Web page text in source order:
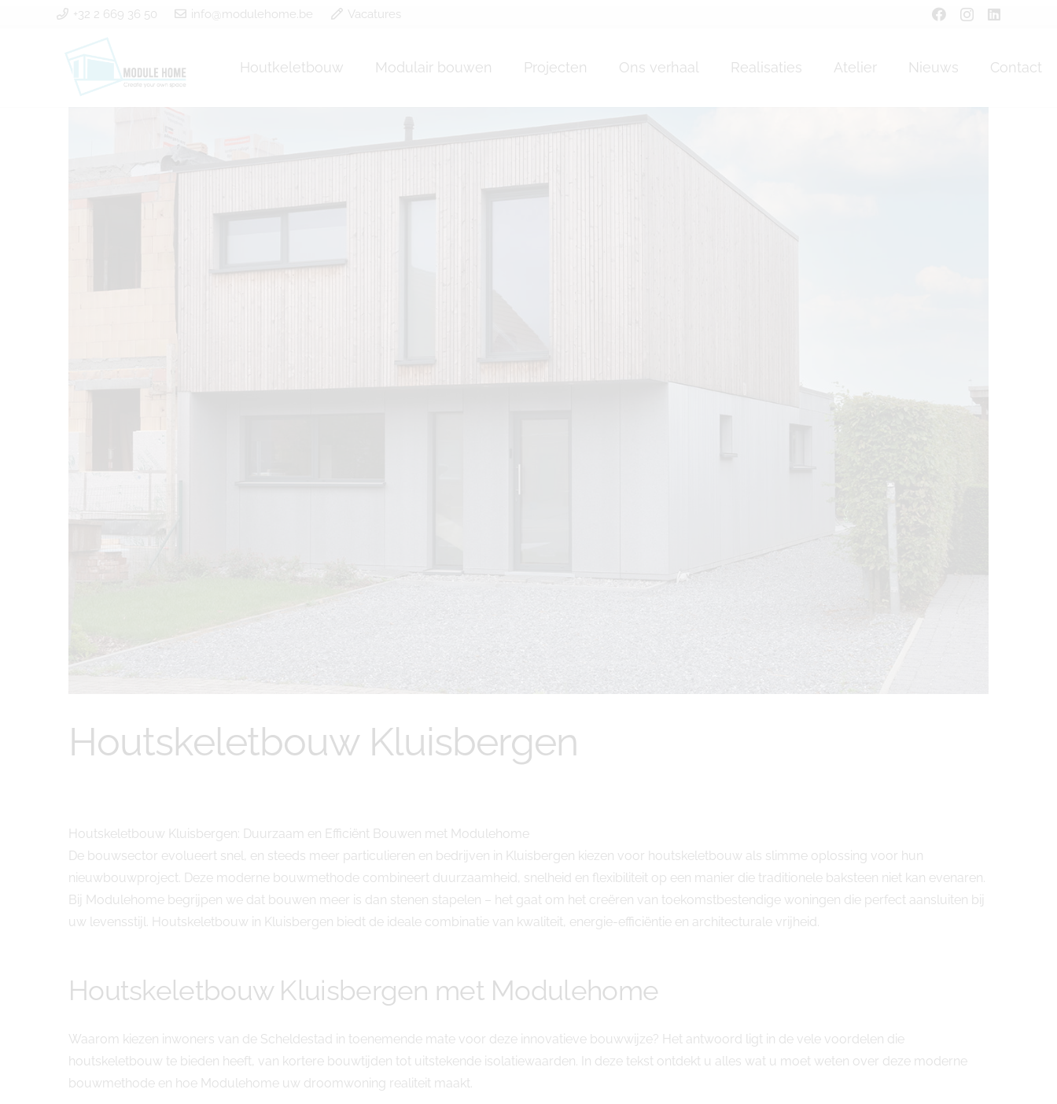
+32 2 669 36 50 info@modulehome.be Vacatures
Houtkeletbouw Modulair bouwen Projecten Ons verhaal Realisaties Atelier Nieuws Contact
Houtskeletbouw Kluisbergen
Houtskeletbouw Kluisbergen: Duurzaam en Efficiënt Bouwen met Modulehome
De bouwsector evolueert snel, en steeds meer particulieren en bedrijven in Kluisbergen kiezen voor houtskeletbouw als slimme oplossing voor hun
nieuwbouwproject. Deze moderne bouwmethode combineert duurzaamheid, snelheid en flexibiliteit op een manier die traditionele baksteen niet kan evenaren.
Bij Modulehome begrijpen we dat bouwen meer is dan stenen stapelen – het gaat om het creëren van toekomstbestendige woningen die perfect aansluiten bij
uw levensstijl. Houtskeletbouw in Kluisbergen biedt de ideale combinatie van kwaliteit, energie-efficiëntie en architecturale vrijheid.
Houtskeletbouw Kluisbergen met Modulehome
Waarom kiezen inwoners van de Scheldestad in toenemende mate voor deze innovatieve bouwwijze? Het antwoord ligt in de vele voordelen die
houtskeletbouw te bieden heeft, van kortere bouwtijden tot uitstekende isolatiewaarden. In deze tekst ontdekt u alles wat u moet weten over deze moderne
bouwmethode en hoe Modulehome uw droomwoning realiteit maakt.